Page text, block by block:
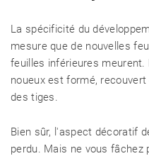
La spécificité du
mesure que de nouvelles
feuilles inférieures meurent.
noueux est formé,
des tiges.
Bien sûr, l'aspect décoratif
perdu. Mais ne vous fâchez